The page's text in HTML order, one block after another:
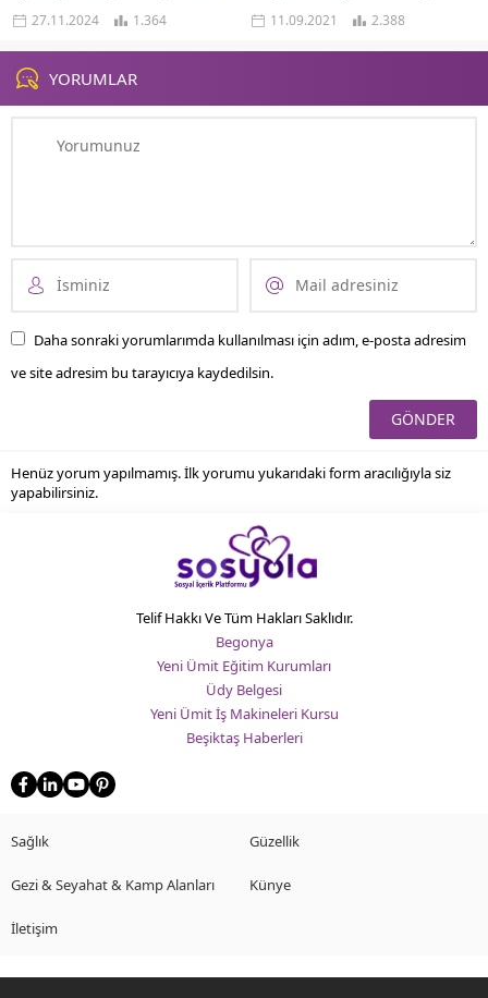
Ne Kadar Zaman Harcıyor? Telefon
kullanımı, günümüzde yalnızca
iletişim aracı olmanın ötesine...
27.11.2024 1.364
numarası ekleme konusu da
oldukça pratik bir...
11.09.2021 2.388
YORUMLAR
Daha sonraki yorumlarımda kullanılması için adım, e-posta adresim
ve site adresim bu tarayıcıya kaydedilsin.
Henüz yorum yapılmamış. İlk yorumu yukarıdaki form aracılığıyla siz
yapabilirsiniz.
Telif Hakkı Ve Tüm Hakları Saklıdır.
Begonya
Yeni Ümit Eğitim Kurumları
Üdy Belgesi
Yeni Ümit İş Makineleri Kursu
Beşiktaş Haberleri
Sağlık Güzellik
Gezi & Seyahat & Kamp Alanları Künye
İletişim